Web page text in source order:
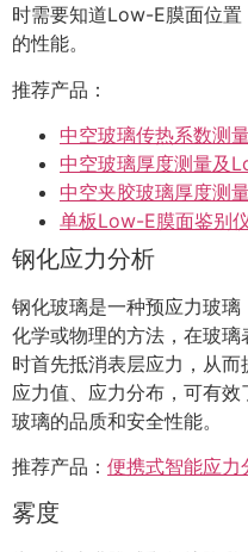
时需要知道Low-E膜面位
的性能。
推荐产品：
中空玻璃传热系数测
中空玻璃厚度测量及
中空夹胶玻璃厚度测
单板Low-E膜面鉴别
钢化应力分析
钢化玻璃是一种预应力玻
化学或物理的方法，在玻
时首先抵消表层应力，从
应力值、应力分布，可有
玻璃的品质和安全性能。
推荐产品： 便携式智能应
雾度